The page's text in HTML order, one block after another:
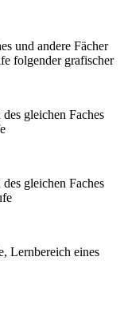
und andere Fächer
folgender grafischer
gleichen Faches
gleichen Faches
Lernbereich eines